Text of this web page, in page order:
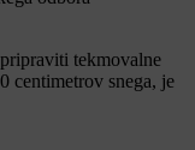
tekmovalne
centimetrov snega, je